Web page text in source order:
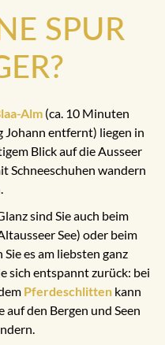
SPUR
Alm (ca. 10 Minuten
entfernt) liegen in
Blick auf die Ausseer
Schneeschuhen wandern
sind Sie auch beim
See) oder beim
es am liebsten ganz
sich entspannt zurück: bei
Pferdeschlittenkann
den Bergen und Seen